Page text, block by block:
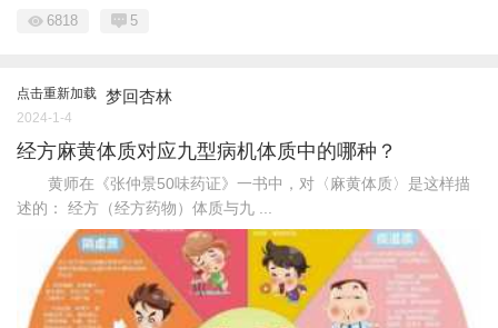
6818 5
点击重新加载 梦回杏林
2024-1-4
经方麻黄体质对应九型病机体质中的哪种？
黄师在《张仲景50味药证》一书中，对〈麻黄体质〉是这样描
述的： 经方（经方药物）体质与九 ...